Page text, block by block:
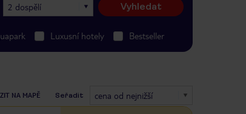
2 dospělí Vyhledat
Luxusní hotely Bestseller
NA MAPĚ Seřadit cena od nejnižší